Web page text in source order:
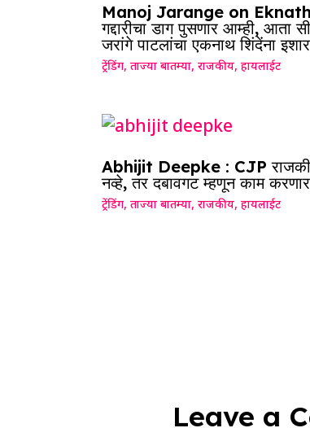
Manoj Jarange on
गद्दारीचा डाग पुसणार आम्ही, आता
जरांगे पाटलांचा एकनाथ शिंदेंना
ट्रेंडिंग, ताज्या बातम्या, राजकीय, हायलाईट
Abhijit Deepke : CJP
नव्हे, तर दबावगट म्हणून काम करणार
ट्रेंडिंग, ताज्या बातम्या, राजकीय, हायलाईट
Leave a